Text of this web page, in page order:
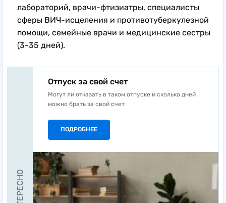
лабораторий, врачи-фтизиатры, специалисты
сферы ВИЧ-исцеления и противотуберкулезной
помощи, семейные врачи и медицинские сестры
(3-35 дней).
Отпуск за свой счет
Могут ли отказать в таком отпуске и сколько дней
можно брать за свой счет
ПОДРОБНЕЕ